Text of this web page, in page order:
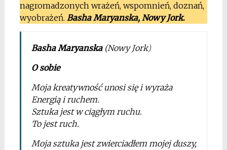
nagromadzonych wrażeń, wspomnień, doznań,
wyobrażeń. Basha Maryanska, Nowy Jork.
Basha Maryanska(Nowy Jork)
O sobie
Moja kreatywność unosi się i wyraża
Energią i ruchem.
Sztuka jest w ciągłym ruchu.
To jest ruch.
Moja sztuka jest zwierciadłem mojej duszy,